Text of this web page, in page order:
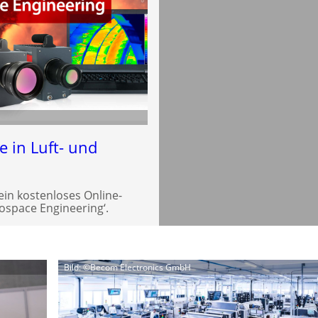
in Luft- und
kostenloses Online-
Engineering‘.
Bild: ©Becom Electronics GmbH